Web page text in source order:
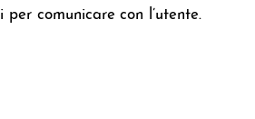
comunicare con l’utente.